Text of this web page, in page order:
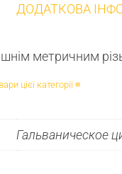
ДОДАТКОВА
метричним
цієї категорії ≡
Гальваническое